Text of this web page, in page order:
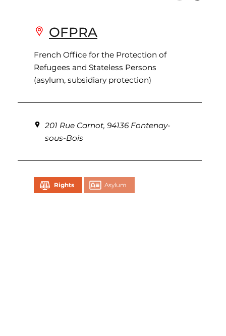
OFPRA
French Office for the Protection of
Refugees and Stateless Persons
(asylum, subsidiary protection)
201 Rue Carnot, 94136 Fontenay-
sous-Bois
Rights Asylum